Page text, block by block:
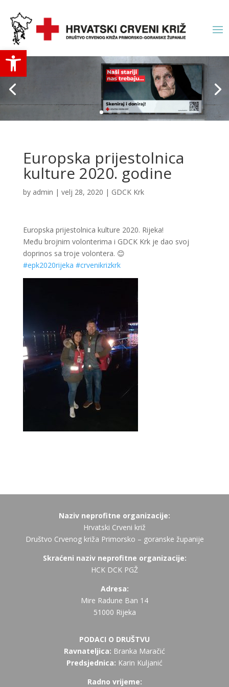
Open toolbar
Europska prijestolnica
kulture 2020. godine
by admin | velj 28, 2020 | GDCK Krk
Europska prijestolnica kulture 2020. Rijeka!
Među brojnim volonterima i GDCK Krk je dao svoj
doprinos sa troje volontera. 😊
#epk2020rijeka #crvenikrizkrk
Naziv neprofitne organizacije:
Hrvatski Crveni križ
Društvo Crvenog križa Primorsko – goranske županije
Skraćeni naziv neprofitne organizacije:
HCK DCK PGŽ
Adresa:
Mire Radune Ban 14
51000 Rijeka
PODACI O DRUŠTVU
Ravnateljica: Branka Maračić
Predsjednica: Karin Kuljanić
Radno vrijeme: